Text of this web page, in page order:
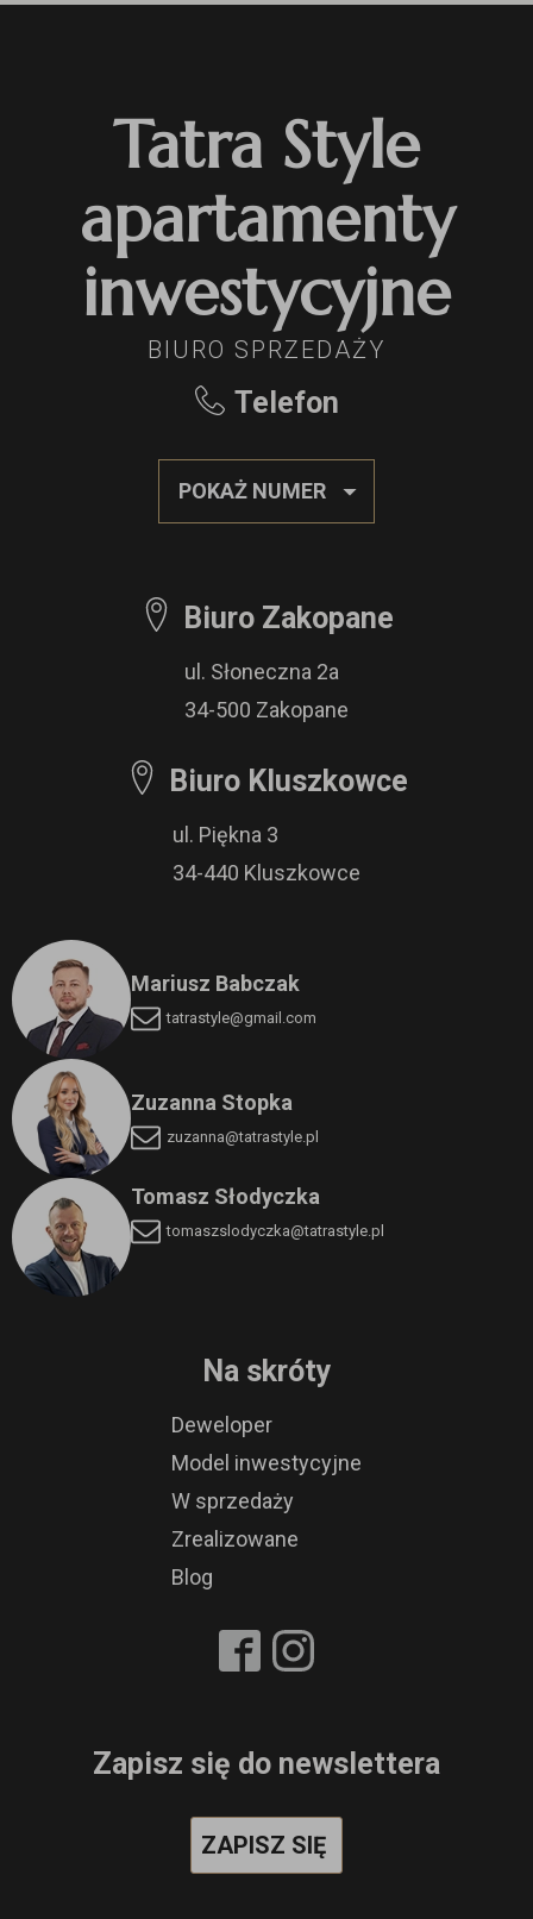
Tatra Style
apartamenty
inwestycyjne
BIURO SPRZEDAŻY
Telefon
POKAŻ NUMER
Biuro Zakopane
ul. Słoneczna 2a
34-500 Zakopane
Biuro Kluszkowce
ul. Piękna 3
34-440 Kluszkowce
Mariusz Babczak
tatrastyle@gmail.com
Zuzanna Stopka
zuzanna@tatrastyle.pl
Tomasz Słodyczka
tomaszslodyczka@tatrastyle.pl
Na skróty
Deweloper
Model inwestycyjne
W sprzedaży
Zrealizowane
Blog
Zapisz się do newslettera
ZAPISZ SIĘ